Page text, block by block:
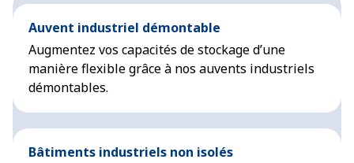
Auvent industriel démontable
Augmentez vos capacités de stockage d’une
manière flexible grâce à nos auvents industriels
démontables.
Bâtiments industriels non isolés